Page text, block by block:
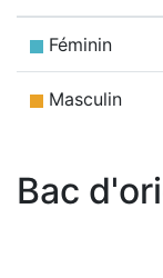
Féminin
Masculin
Bac